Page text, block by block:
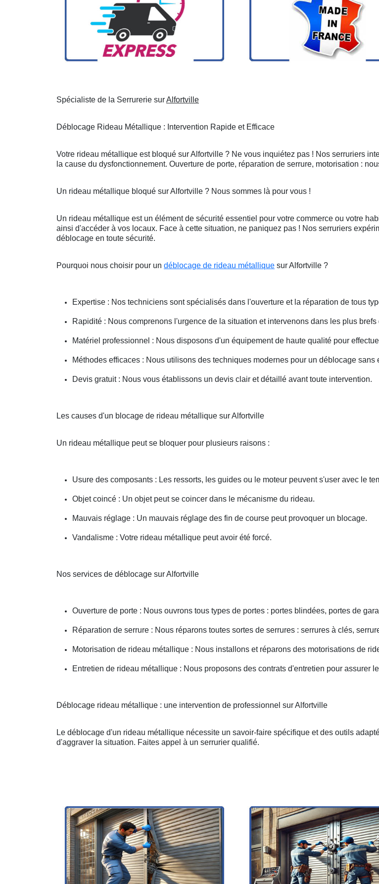
Spécialiste de la Serrurerie surAlfortville
Déblocage Rideau Métallique : Intervention Rapide et Efficace
Votre rideau métallique est bloqué sur Alfortville ? Ne vous inquiétez pas ! Nos serruriers
la cause du dysfonctionnement. Ouverture de porte, réparation de serrure, motorisation :
Un rideau métallique bloqué sur Alfortville ? Nous sommes là pour vous !
Un rideau métallique est un élément de sécurité essentiel pour votre commerce ou votre
ainsi d'accéder à vos locaux. Face à cette situation, ne paniquez pas ! Nos serruriers
déblocage en toute sécurité.
Pourquoi nous choisir pour un déblocage de rideau métallique sur Alfortville ?
Expertise : Nos techniciens sont spécialisés dans l'ouverture et la réparation de tous
Rapidité : Nous comprenons l'urgence de la situation et intervenons dans les plus brefs
Matériel professionnel : Nous disposons d'un équipement de haute qualité pour
Méthodes efficaces : Nous utilisons des techniques modernes pour un déblocage
Devis gratuit : Nous vous établissons un devis clair et détaillé avant toute intervention.
Les causes d'un blocage de rideau métallique sur Alfortville
Un rideau métallique peut se bloquer pour plusieurs raisons :
Usure des composants : Les ressorts, les guides ou le moteur peuvent s'user avec le
Objet coincé : Un objet peut se coincer dans le mécanisme du rideau.
Mauvais réglage : Un mauvais réglage des fin de course peut provoquer un blocage.
Vandalisme : Votre rideau métallique peut avoir été forcé.
Nos services de déblocage sur Alfortville
Ouverture de porte : Nous ouvrons tous types de portes : portes blindées, portes de
Réparation de serrure : Nous réparons toutes sortes de serrures : serrures à clés,
Motorisation de rideau métallique : Nous installons et réparons des motorisations de
Entretien de rideau métallique : Nous proposons des contrats d'entretien pour assurer
Déblocage rideau métallique : une intervention de professionnel sur Alfortville
Le déblocage d'un rideau métallique nécessite un savoir-faire spécifique et des outils
d'aggraver la situation. Faites appel à un serrurier qualifié.